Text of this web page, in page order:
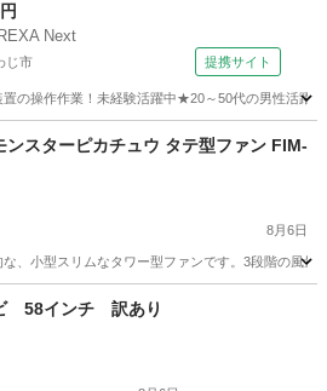
Next
じ市 提携サイト
置の操作作業！未経験活躍中★20～50代の男性活
ンスターピカチュウ タテ型ファン FIM-
8月6日
、小型スリムなタワー型ファンです。3段階の風
季節、空調家電
58インチ 訳あり